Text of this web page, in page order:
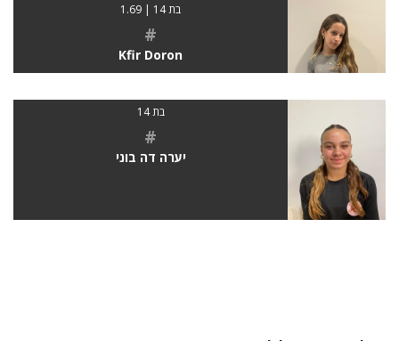
בת 14 | 1.69
#
Kfir Doron
בת 14
#
יערה דה בוני